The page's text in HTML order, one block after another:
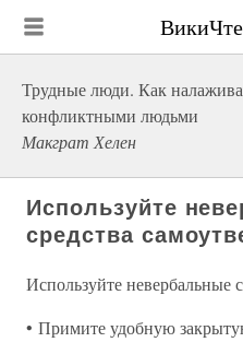
Трудные люди. Как
конфликтными людьми
Макграт Хелен
Используйте
средства
Используйте невербальные
• Примите удобную